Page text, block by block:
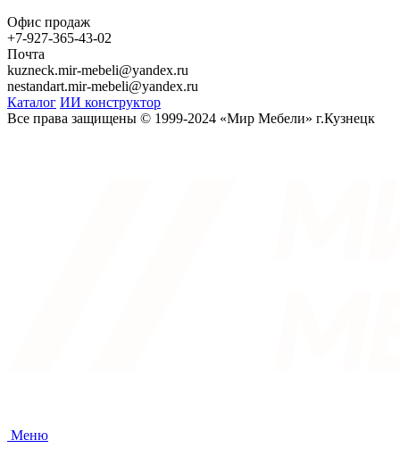
Офис продаж
+7-927-365-43-02
Почта
kuzneck.mir-mebeli@yandex.ru
nestandart.mir-mebeli@yandex.ru
Каталог ИИ конструктор
Все права защищены © 1999-2024 «Мир Мебели» г.Кузнецк
Меню